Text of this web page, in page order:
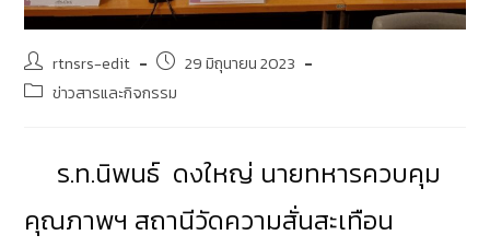
rtnsrs-edit
29 มิถุนายน 2023
ข่าวสารและกิจกรรม
ร.ท.นิพนธ์ ดงใหญ่ นายทหารควบคุม
คุณภาพฯ สถานีวัดความสั่นสะเทือน